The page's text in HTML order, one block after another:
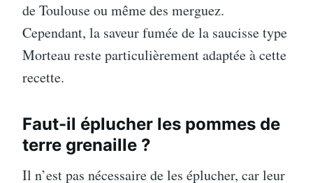
de Toulouse ou même des merguez.
Cependant, la saveur fumée de la saucisse type
Morteau reste particulièrement adaptée à cette
recette.
Faut-il éplucher les pommes de
terre grenaille ?
Il n’est pas nécessaire de les éplucher, car leur